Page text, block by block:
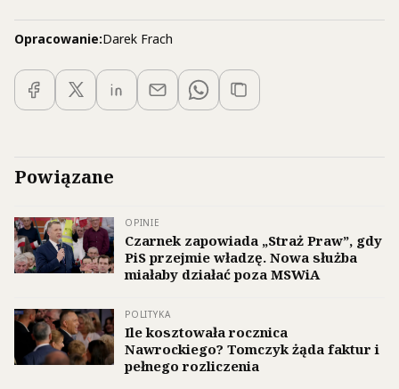
Opracowanie:Darek Frach
Powiązane
OPINIE
Czarnek zapowiada „Straż Praw”, gdy
PiS przejmie władzę. Nowa służba
miałaby działać poza MSWiA
POLITYKA
Ile kosztowała rocznica
Nawrockiego? Tomczyk żąda faktur i
pełnego rozliczenia